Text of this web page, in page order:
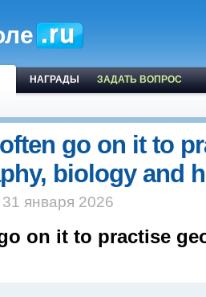
НАГРАДЫ ЗАДАТЬ ВОПРОС
go on it to
biology and
31 января 2026
on it to practise